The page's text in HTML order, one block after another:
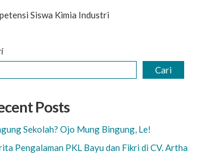
Siswa Kimia Industri
Cari
Posts
Sekolah? Ojo Mung Bingung, Le!
Pengalaman PKL Bayu dan Fikri di CV. Artha